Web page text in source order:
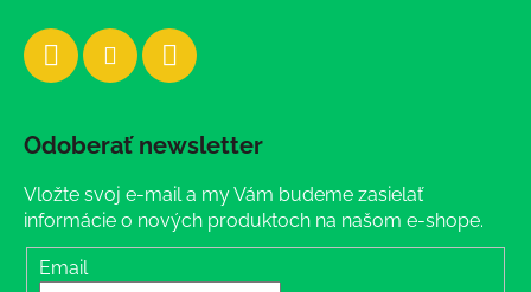
Odoberať newsletter
Vložte svoj e-mail a my Vám budeme zasielať
informácie o nových produktoch na našom e-shope.
Email